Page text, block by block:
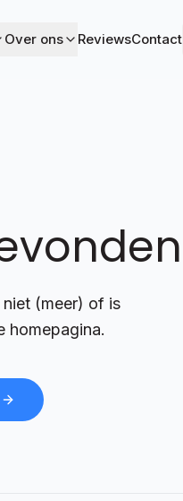
Over ons ReviewsContact
(meer) of is
homepagina.